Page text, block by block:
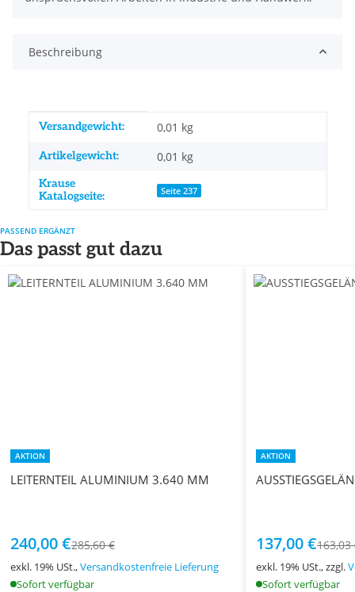
Beschreibung
Produkteigenschaft
Wert
Versandgewicht: 0,01 kg
Artikelgewicht: 0,01 kg
Krause
Katalogseite:
Seite 237
PASSEND ERGÄNZT
Das passt gut dazu
AKTION
LEITERNTEIL ALUMINIUM 3.640 MM
240,00 €285,60 €
exkl. 19% USt.,Versandkostenfreie Lieferung
Sofort verfügbar
AKTION
137,00 €163,03
exkl. 19% USt., zzgl.
Sofort verfügbar